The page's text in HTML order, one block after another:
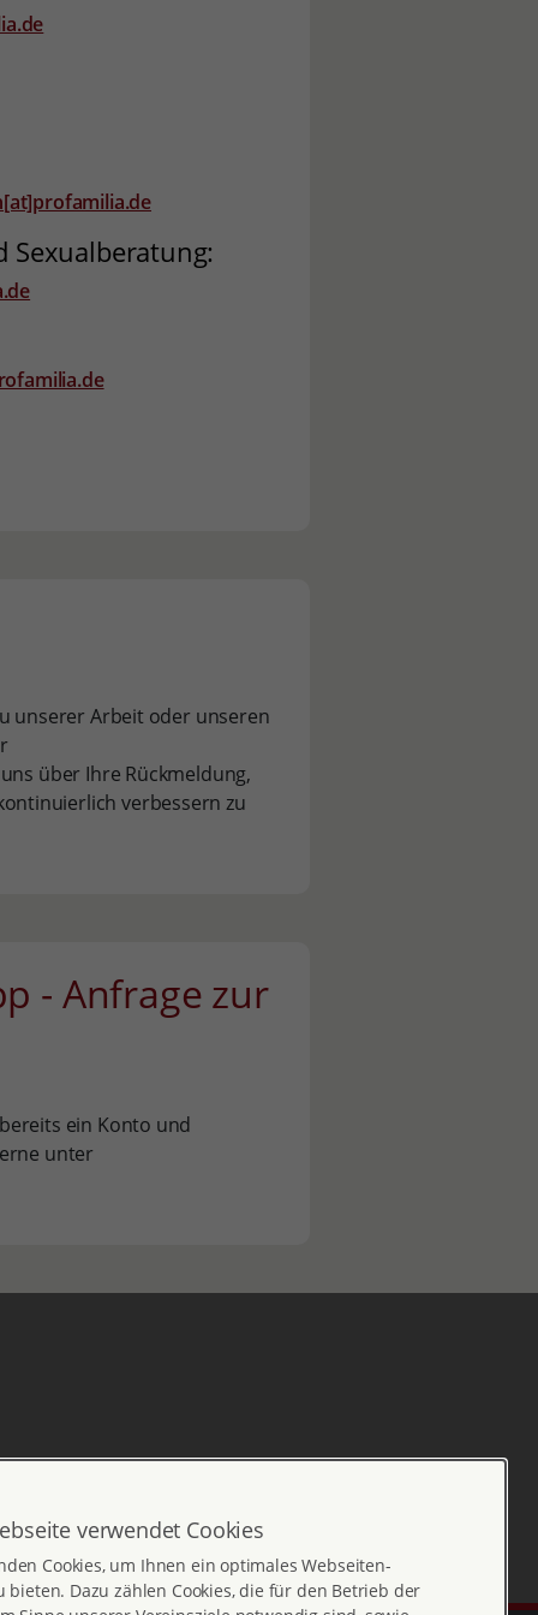
Sexualberatung:
unserer Arbeit oder unseren
über Ihre Rückmeldung,
verbessern zu
- Anfrage zur
ein Konto und
unter
verwendet Cookies
Cookies, um Ihnen ein optimales Webseiten-
bieten. Dazu zählen Cookies, die für den Betrieb der